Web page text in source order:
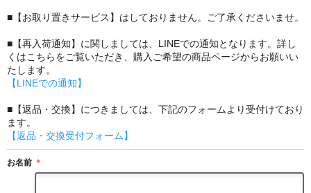
■【お取り置きサービス】はしておりません。ご了承くださいませ。
■【再入荷通知】に関しましては、LINEでの通知となります。詳し
くはこちらをご覧いただき、購入ご希望の商品ページからお願いい
たします。
【LINEでの通知】
■【返品・交換】につきましては、下記のフォームより受付けており
ます。
【返品・交換受付フォーム】
お名前 ＊